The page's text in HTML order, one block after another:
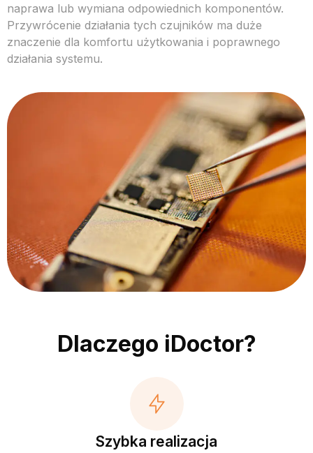
naprawa lub wymiana odpowiednich komponentów.
Przywrócenie działania tych czujników ma duże
znaczenie dla komfortu użytkowania i poprawnego
działania systemu.
Dlaczego iDoctor?
Szybka realizacja